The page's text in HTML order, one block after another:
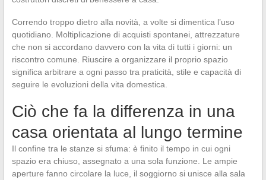
Correndo troppo dietro alla novità, a volte si dimentica l’uso
quotidiano. Moltiplicazione di acquisti spontanei, attrezzature
che non si accordano davvero con la vita di tutti i giorni: un
riscontro comune. Riuscire a organizzare il proprio spazio
significa arbitrare a ogni passo tra praticità, stile e capacità di
seguire le evoluzioni della vita domestica.
Ciò che fa la differenza in una
casa orientata al lungo termine
Il confine tra le stanze si sfuma: è finito il tempo in cui ogni
spazio era chiuso, assegnato a una sola funzione. Le ampie
aperture fanno circolare la luce, il soggiorno si unisce alla sala